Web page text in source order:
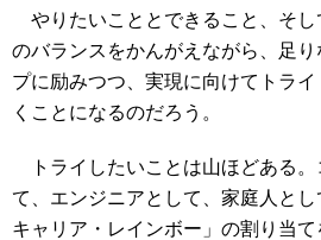
やりたいこととできること、そし
のバランスをかんがえながら、足
プに励みつつ、実現に向けてトラ
くことになるのだろう。
トライしたいことは山ほどある。
て、エンジニアとして、家庭人とし
キャリア・レインボー」の割り当て